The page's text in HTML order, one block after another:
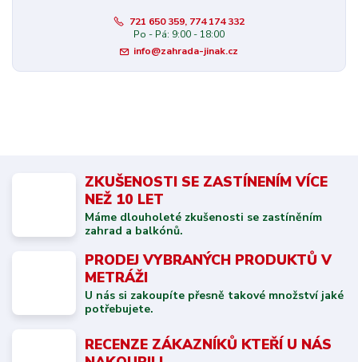
721 650 359, 774 174 332
Po - Pá: 9:00 - 18:00
info@zahrada-jinak.cz
ZKUŠENOSTI SE ZASTÍNENÍM VÍCE
NEŽ 10 LET
Máme dlouholeté zkušenosti se zastíněním
zahrad a balkónů.
PRODEJ VYBRANÝCH PRODUKTŮ V
METRÁŽI
U nás si zakoupíte přesně takové množství jaké
potřebujete.
RECENZE ZÁKAZNÍKŮ KTEŘÍ U NÁS